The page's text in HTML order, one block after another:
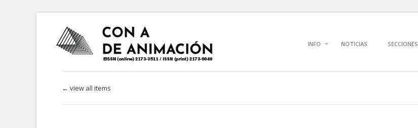
INFO NOTICIAS SECCIONES
← view all items